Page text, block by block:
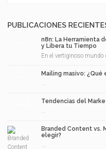
PUBLICACIONES
n8n: La Herramienta
y Libera tu Tiempo
En el vertiginoso mundo
Mailing masivo:
...
Tendencias del
...
Branded Content vs.
elegir?
...